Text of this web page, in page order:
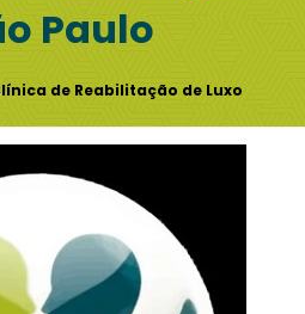
Paulo
de Reabilitação de Luxo